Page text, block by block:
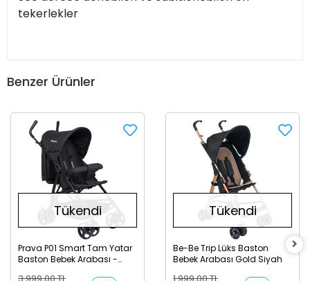
tekerlekler
Benzer Ürünler
Tükendi
Prava P01 Smart Tam Yatar
Baston Bebek Arabası -
Tükendi
Be-Be Trip Lüks Baston
Bebek Arabası Gold Siyah